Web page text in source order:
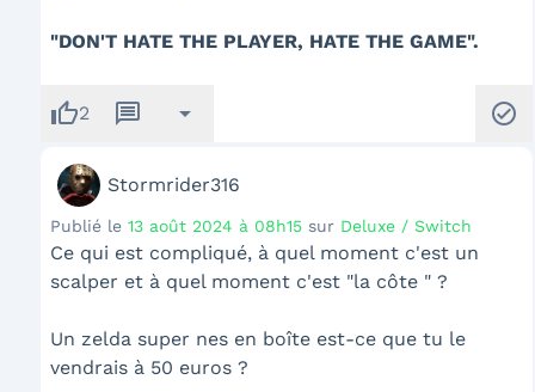
"DON'T HATE THE PLAYER, HATE THE GAME".
thumb_up2 message arrow_drop_down check_circle
Stormrider316
Publié le 13 août 2024 à 08h15 sur Deluxe / Switch
Ce qui est compliqué, à quel moment c'est un
scalper et à quel moment c'est "la côte " ?
Un zelda super nes en boîte est-ce que tu le
vendrais à 50 euros ?